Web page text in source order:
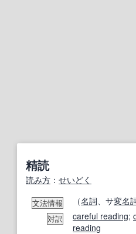
精読
読み方 ： せいどく
文法情報 （名詞 、サ変名
対訳 careful reading;
reading